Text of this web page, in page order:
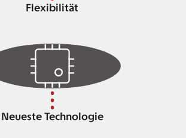
Flexibilität
Neueste Technologie